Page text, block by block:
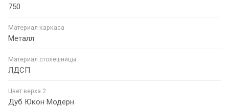
750
Материал каркаса
Металл
Материал столешницы
ЛДСП
Цвет верха 2
Дуб Юкон Модерн